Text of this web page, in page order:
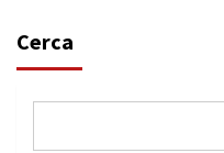
Cerca